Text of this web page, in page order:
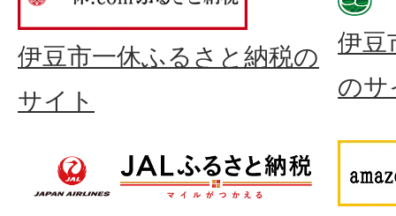
伊豆市一休ふるさと納税の
サイト
伊豆
のサ